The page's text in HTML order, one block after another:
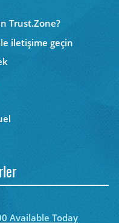
Trust.Zone?
iletişime geçin
Available Today